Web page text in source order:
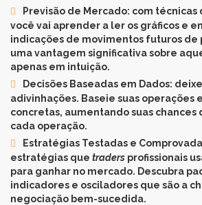
Previsão de Mercado: com técnicas
você vai aprender a ler os gráficos e
indicações de movimentos futuros de
uma vantagem significativa sobre
apenas em intuição.
Decisões Baseadas em Dados:
adivinhações. Baseie suas operações
concretas, aumentando suas chances
cada operação.
Estratégias Testadas e
estratégias que traders profissionais
para ganhar no mercado. Descubra
indicadores e osciladores que são a
negociação bem-sucedida.